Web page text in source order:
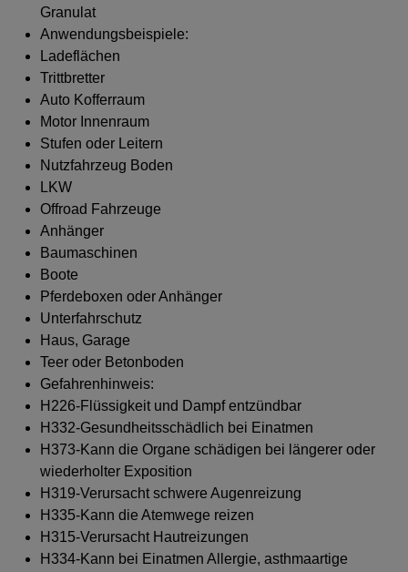
Granulat
Anwendungsbeispiele:
Ladeflächen
Trittbretter
Auto Kofferraum
Motor Innenraum
Stufen oder Leitern
Nutzfahrzeug Boden
LKW
Offroad Fahrzeuge
Anhänger
Baumaschinen
Boote
Pferdeboxen oder Anhänger
Unterfahrschutz
Haus, Garage
Teer oder Betonboden
Gefahrenhinweis:
H226-Flüssigkeit und Dampf entzündbar
H332-Gesundheitsschädlich bei Einatmen
H373-Kann die Organe schädigen bei längerer oder
wiederholter Exposition
H319-Verursacht schwere Augenreizung
H335-Kann die Atemwege reizen
H315-Verursacht Hautreizungen
H334-Kann bei Einatmen Allergie, asthmaartige